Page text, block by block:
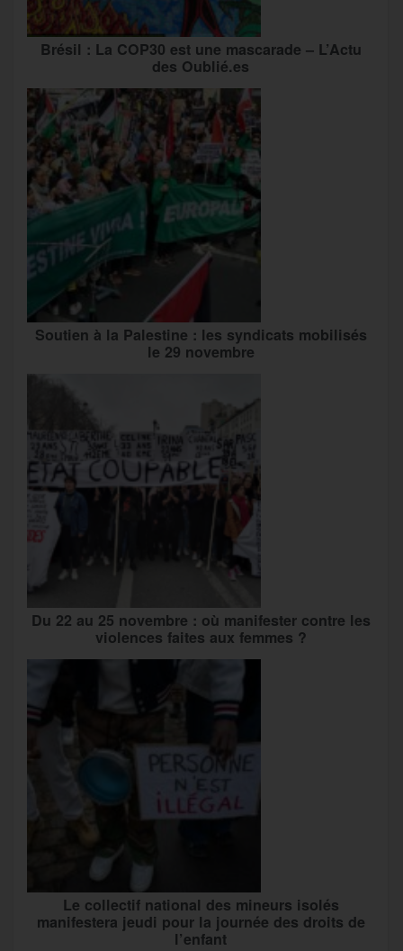
Brésil : La COP30 est une mascarade – L’Actu
des Oublié.es
Soutien à la Palestine : les syndicats mobilisés
le 29 novembre
Du 22 au 25 novembre : où manifester contre les
violences faites aux femmes ?
Le collectif national des mineurs isolés
manifestera jeudi pour la journée des droits de
l’enfant